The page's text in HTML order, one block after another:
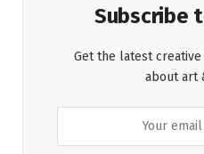
Subscribe
Get the latest
about art